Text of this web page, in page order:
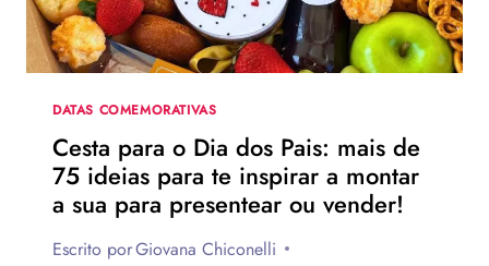
EMOCIONANTES
PARA
HOMENAGEAR
DATA
DATAS COMEMORATIVAS
Cesta para o Dia dos Pais: mais de
75 ideias para te inspirar a montar
a sua para presentear ou vender!
Escrito porGiovana Chiconelli